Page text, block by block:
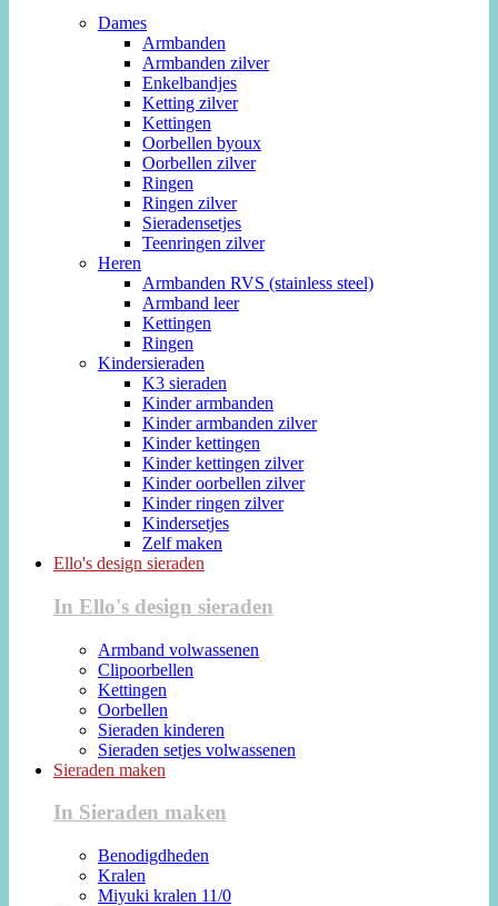
Dames
Armbanden
Armbanden zilver
Enkelbandjes
Ketting zilver
Kettingen
Oorbellen byoux
Oorbellen zilver
Ringen
Ringen zilver
Sieradensetjes
Teenringen zilver
Heren
Armbanden RVS (stainless steel)
Armband leer
Kettingen
Ringen
Kindersieraden
K3 sieraden
Kinder armbanden
Kinder armbanden zilver
Kinder kettingen
Kinder kettingen zilver
Kinder oorbellen zilver
Kinder ringen zilver
Kindersetjes
Zelf maken
Ello's design sieraden
In Ello's design sieraden
Armband volwassenen
Clipoorbellen
Kettingen
Oorbellen
Sieraden kinderen
Sieraden setjes volwassenen
Sieraden maken
In Sieraden maken
Benodigdheden
Kralen
Miyuki kralen 11/0